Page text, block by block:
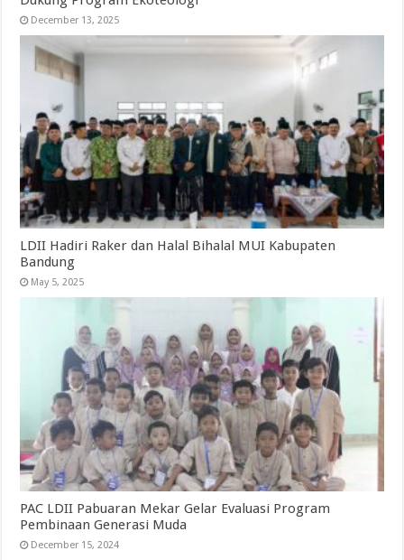
December 13, 2025
LDII Hadiri Raker dan Halal Bihalal MUI Kabupaten
Bandung
May 5, 2025
PAC LDII Pabuaran Mekar Gelar Evaluasi Program
Pembinaan Generasi Muda
December 15, 2024